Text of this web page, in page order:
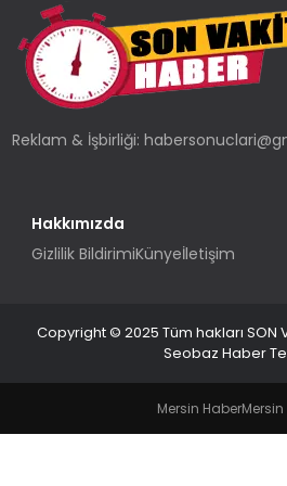
TEKNOLOJI
YAŞAM
Reklam & İşbirliği:
Hakkımızda
Gizlilik BildirimiKünyeİletişim
Copyright © 2025 Tüm hakları SON
Seobaz Haber
Mersin HaberMersin